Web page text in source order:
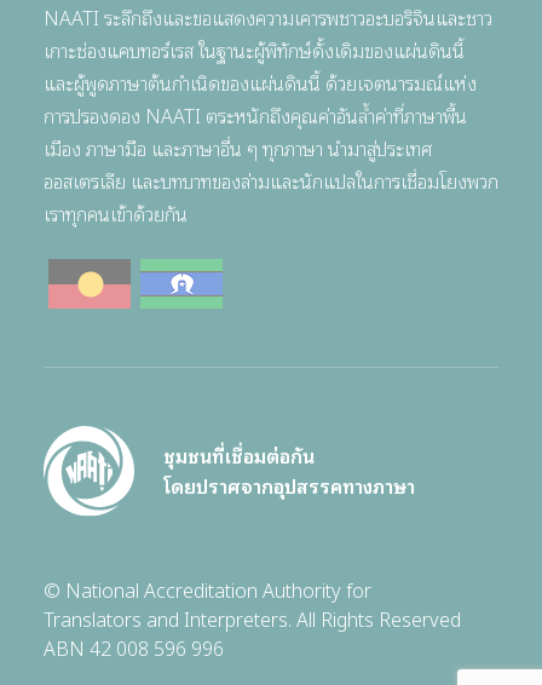
NAATI ระลึกถึงและขอแสดงความเคารพชาวอะบอริจินและชาว
เกาะช่องแคบทอร์เรส ในฐานะผู้พิทักษ์ดั้งเดิมของแผ่นดินนี้
และผู้พูดภาษาต้นกำเนิดของแผ่นดินนี้ ด้วยเจตนารมณ์แห่ง
การปรองดอง NAATI ตระหนักถึงคุณค่าอันล้ำค่าที่ภาษาพื้น
เมือง ภาษามือ และภาษาอื่น ๆ ทุกภาษา นำมาสู่ประเทศ
ออสเตรเลีย และบทบาทของล่ามและนักแปลในการเชื่อมโยงพวก
เราทุกคนเข้าด้วยกัน
ชุมชนที่เชื่อมต่อกัน
โดยปราศจากอุปสรรคทางภาษา
© National Accreditation Authority for
Translators and Interpreters. All Rights Reserved
ABN 42 008 596 996